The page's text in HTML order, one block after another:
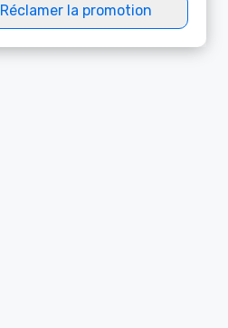
Réclamer la promotion